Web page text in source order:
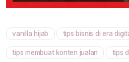
vanilla hijab tips bisnis di era
tips membuat konten jualan tips